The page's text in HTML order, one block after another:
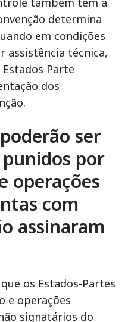
determina
em condições
assistência técnica,
Parte
dos
ser
por
operações
com
assinaram
os Estados-Partes
e operações
signatários do